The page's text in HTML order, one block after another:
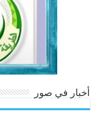
أخبار في صور